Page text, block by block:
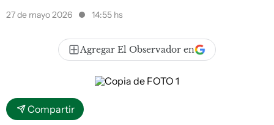
27 de mayo 2026 14:55 hs
Agregar El Observador en
Compartir